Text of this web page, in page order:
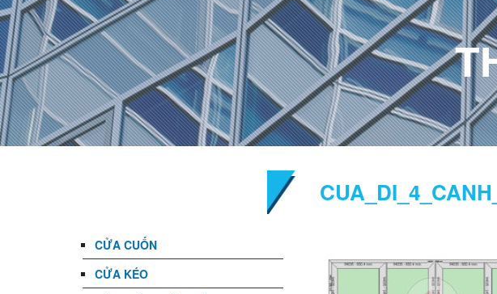
CỬA CUỐN
CỬA KÉO